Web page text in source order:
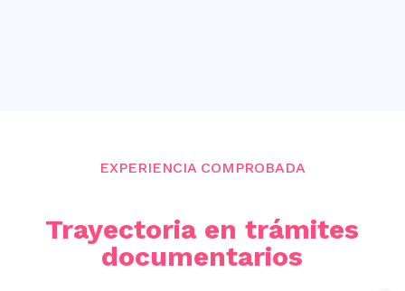
EXPERIENCIA COMPROBADA
Trayectoria en trámites
documentarios